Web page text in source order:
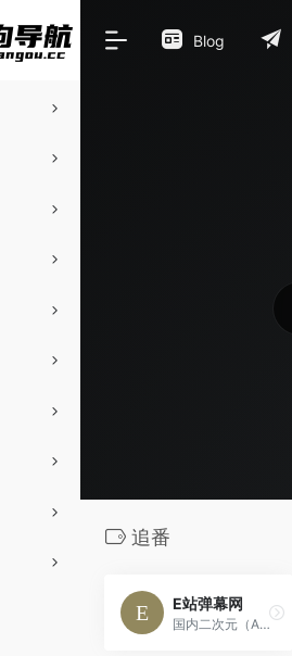
Blog
追番
E站弹幕网
国内二次元（ACG）综合社区与资源平台，整合动漫播放、GALGAME、图集及漫评影视等内容。